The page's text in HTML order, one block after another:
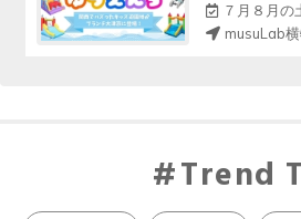
７月８月の土日
musuLab
Trend